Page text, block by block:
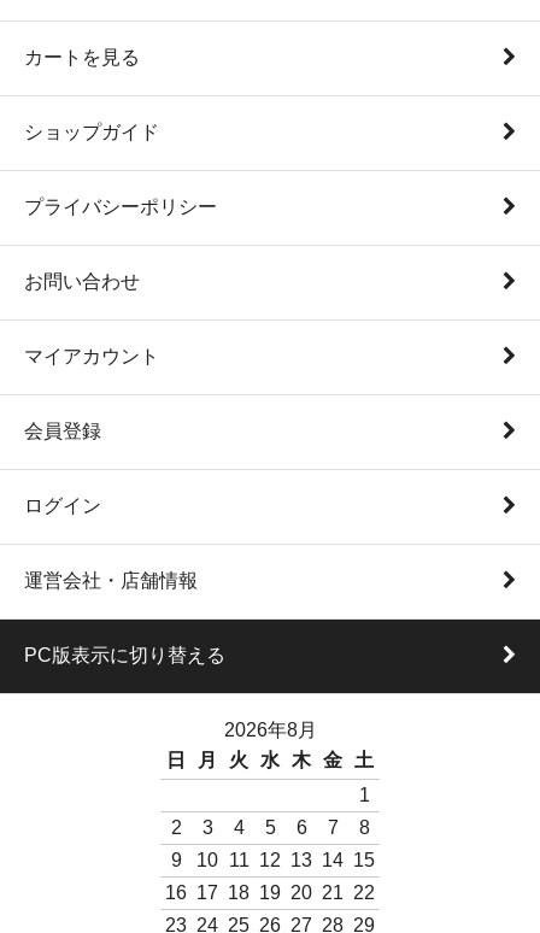
カートを見る
ショップガイド
プライバシーポリシー
お問い合わせ
マイアカウント
会員登録
ログイン
運営会社・店舗情報
PC版表示に切り替える
2026年8月
日
月 火 水 木 金
土
1
2
3 4 5 6 7
8
9
10 11 12 13 14 15
16 17 18 19 20 21 22
23 24 25 26 27 28 29